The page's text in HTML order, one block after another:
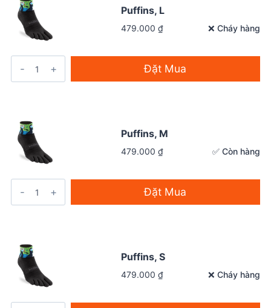
Puffins, L
479.000 ₫ ❌ Cháy hàng
Đặt Mua
Puffins, M
479.000 ₫ ✅ Còn hàng
Đặt Mua
Puffins, S
479.000 ₫ ❌ Cháy hàng